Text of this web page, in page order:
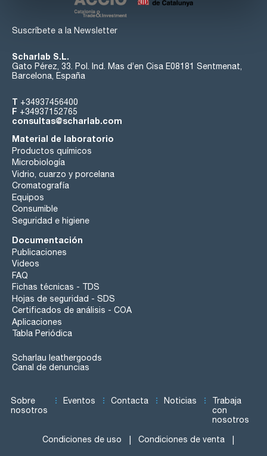
Suscríbete a la Newsletter
Scharlab S.L.
Gato Pérez, 33. Pol. Ind. Mas d’en Cisa E08181 Sentmenat,
Barcelona, España
T +34937456400
F +34937152765
consultas@scharlab.com
Material de laboratorio
Productos químicos
Microbiología
Vidrio, cuarzo y porcelana
Cromatografía
Equipos
Consumible
Seguridad e higiene
Documentación
Publicaciones
Videos
FAQ
Fichas técnicas - TDS
Hojas de seguridad - SDS
Certificados de análisis - COA
Aplicaciones
Tabla Periódica
Scharlau leathergoods
Canal de denuncias
Sobre
nosotros
Eventos Contacta Noticias
Trabaja
con
nosotros
Condiciones de uso Condiciones de venta